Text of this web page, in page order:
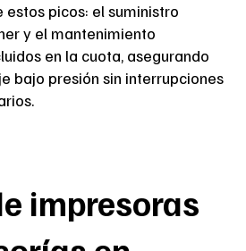
picos: el suministro
y el mantenimiento
en la cuota, asegurando
bajo presión sin interrupciones
impresoras